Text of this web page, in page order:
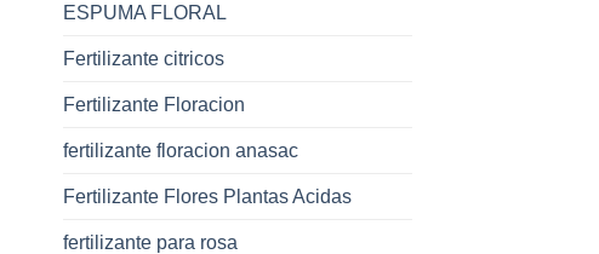
ESPUMA FLORAL
Fertilizante citricos
Fertilizante Floracion
fertilizante floracion anasac
Fertilizante Flores Plantas Acidas
fertilizante para rosa